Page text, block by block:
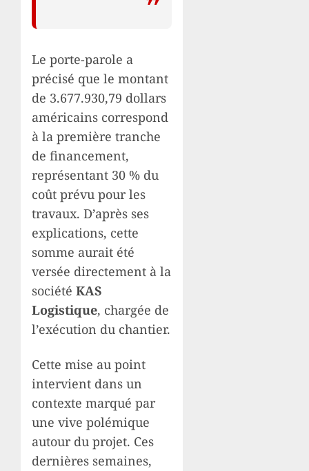
Le porte-parole a
précisé que le montant
de 3.677.930,79 dollars
américains correspond
à la première tranche
de financement,
représentant 30 % du
coût prévu pour les
travaux. D’après ses
explications, cette
somme aurait été
versée directement à la
société KAS
Logistique, chargée de
l’exécution du chantier.
Cette mise au point
intervient dans un
contexte marqué par
une vive polémique
autour du projet. Ces
dernières semaines,